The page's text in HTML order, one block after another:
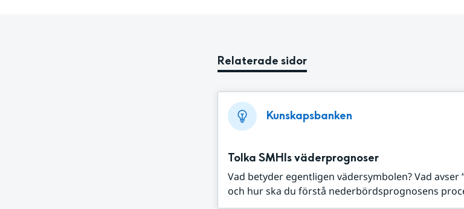
Relaterade sidor
Kunskapsbanken
Tolka SMHIs väderprognoser
Vad betyder egentligen vädersymbolen? Vad avser
och hur ska du förstå nederbördsprognosens